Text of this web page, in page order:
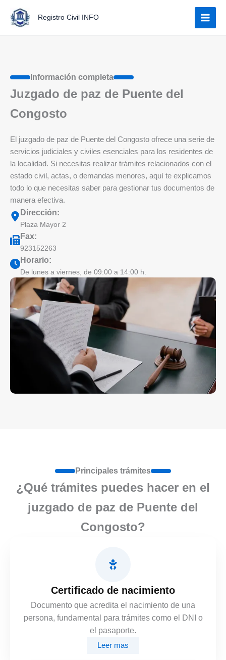
contenido
Registro Civil INFO
Información completa
Juzgado de paz de Puente del
Congosto
El juzgado de paz de Puente del Congosto ofrece una serie de
servicios judiciales y civiles esenciales para los residentes de
la localidad. Si necesitas realizar trámites relacionados con el
estado civil, actas, o demandas menores, aquí te explicamos
todo lo que necesitas saber para gestionar tus documentos de
manera efectiva.
Dirección:
Plaza Mayor 2
Fax:
923152263
Horario:
De lunes a viernes, de 09:00 a 14:00 h.
Principales trámites
¿Qué trámites puedes hacer en el
juzgado de paz de Puente del
Congosto?
Certificado de nacimiento
Documento que acredita el nacimiento de una
persona, fundamental para trámites como el DNI o
el pasaporte.
Leer mas